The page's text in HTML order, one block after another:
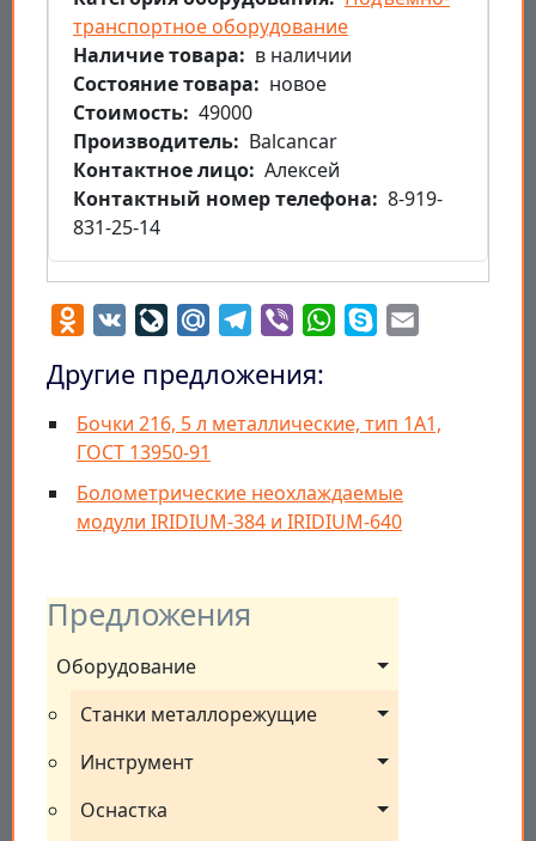
Предложения
Оборудование
Станки металлорежущие
Инструмент
Оснастка
транспортное оборудование
Наличие товара
в наличии
Состояние товара
новое
Стоимость 49000
Производитель
Balcancar
Контактное лицо Алексей
Контактный номер телефона
8-919-
831-25-14
Odnoklassniki
VK LiveJournal
Mail.RuTelegram
Viber WhatsApp
Skype
Другие предложения:
Бочки 216, 5 л металлические, тип 1А1,
ГОСТ 13950-91
Болометрические неохлаждаемые
модули IRIDIUM-384 и IRIDIUM-640